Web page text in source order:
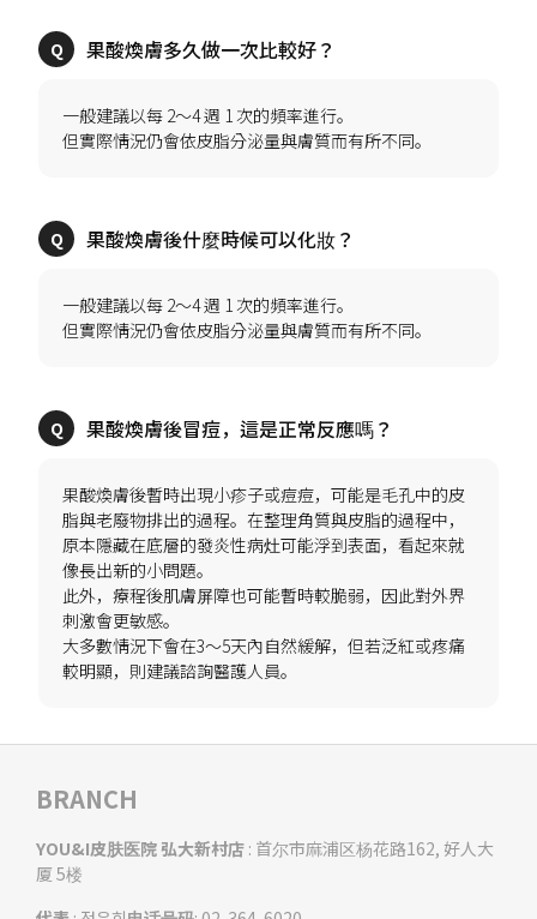
一般建議以每 2～4 週 1 次的頻率進行。
一般建議以每 2～4 週 1 次的頻率進行。
果酸煥膚後暫時出現小疹子或痘痘，可能是毛孔中的皮
脂與老廢物排出的過程。在整理角質與皮脂的過程中，
原本隱藏在底層的發炎性病灶可能浮到表面，看起來就
像長出新的小問題。
此外，療程後肌膚屏障也可能暫時較脆弱，因此對外界
刺激會更敏感。
大多數情況下會在3～5天內自然緩解，但若泛紅或疼痛
BRANCH
YOU&I皮肤医院 弘大新村店 : 首尔市麻浦区杨花路162, 好人大
厦 5楼